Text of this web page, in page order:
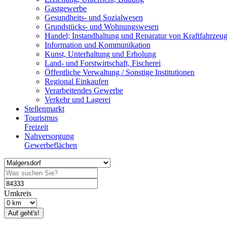
Gastgewerbe
Gesundheits- und Sozialwesen
Grundstücks- und Wohnungswesen
Handel; Instandhaltung und Reparatur von
Information und Kommunikation
Kunst, Unterhaltung und Erholung
Land- und Forstwirtschaft, Fischerei
Öffentliche Verwaltung / Sonstige Institutionen
Regional Einkaufen
Verarbeitendes Gewerbe
Verkehr und Lagerei
Stellenmarkt
Tourismus
Freizeit
Nahversorgung
Gewerbeflächen
Umkreis
Auf geht's!